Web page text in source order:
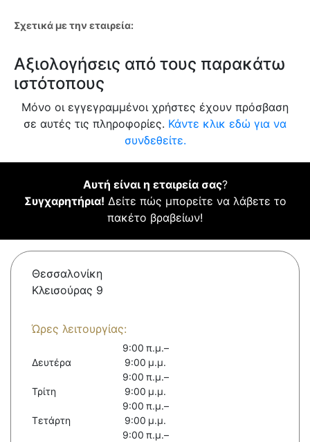
Σχετικά με την εταιρεία:
Αξιολογήσεις από τους παρακάτω
ιστότοπους
Μόνο οι εγγεγραμμένοι χρήστες έχουν πρόσβαση
σε αυτές τις πληροφορίες. Κάντε κλικ εδώ για να
συνδεθείτε.
Αυτή είναι η εταιρεία σας?
Συγχαρητήρια! Δείτε πώς μπορείτε να λάβετε το
πακέτο βραβείων!
Θεσσαλονίκη
Κλεισούρας 9
Ώρες λειτουργίας:
Δευτέρα
9:00 π.μ.–
9:00 μ.μ.
Τρίτη
9:00 π.μ.–
9:00 μ.μ.
Τετάρτη
9:00 π.μ.–
9:00 μ.μ.
9:00 π.μ.–